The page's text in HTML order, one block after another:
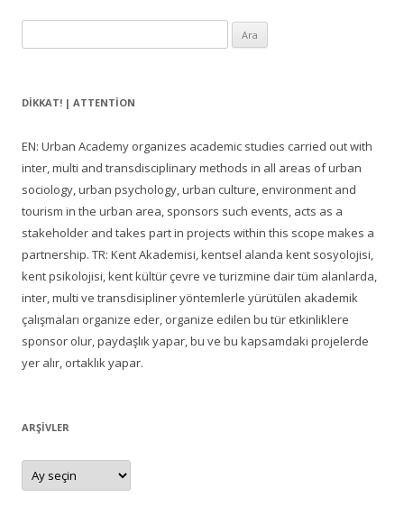
DIKKAT! | ATTENTION
EN: Urban Academy organizes academic studies carried out with
inter, multi and transdisciplinary methods in all areas of urban
sociology, urban psychology, urban culture, environment and
tourism in the urban area, sponsors such events, acts as a
stakeholder and takes part in projects within this scope makes a
partnership. TR: Kent Akademisi, kentsel alanda kent sosyolojisi,
kent psikolojisi, kent kültür çevre ve turizmine dair tüm alanlarda,
inter, multi ve transdisipliner yöntemlerle yürütülen akademik
çalışmaları organize eder, organize edilen bu tür etkinliklere
sponsor olur, paydaşlık yapar, bu ve bu kapsamdaki projelerde
yer alır, ortaklık yapar.
ARŞIVLER
Arşivler